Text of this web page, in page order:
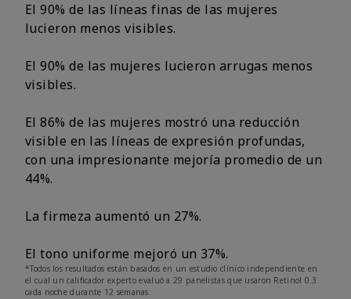
El 90% de las líneas finas de las mujeres
lucieron menos visibles.
El 90% de las mujeres lucieron arrugas menos
visibles.
El 86% de las mujeres mostró una reducción
visible en las líneas de expresión profundas,
con una impresionante mejoría promedio de un
44%.
La firmeza aumentó un 27%.
El tono uniforme mejoró un 37%.
*Todos los resultados están basados en un estudio clínico independiente en
el cual un calificador experto evaluó a 29 panelistas que usaron Retinol 0.3
cada noche durante 12 semanas.